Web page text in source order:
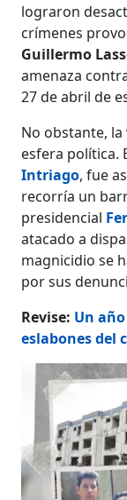
lograron
crímenes
Guillermo
amenaza
27 de abril de
No obstante,
esfera política.
Intriago, fue
recorría un
presidencial
atacado a
magnicidio se
por sus
Revise: Un
eslabones del